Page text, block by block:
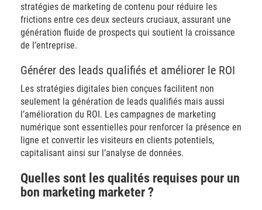
stratégies de marketing de contenu pour réduire les
frictions entre ces deux secteurs cruciaux, assurant une
génération fluide de prospects qui soutient la croissance
de l’entreprise.
Générer des leads qualifiés et améliorer le ROI
Les stratégies digitales bien conçues facilitent non
seulement la génération de leads qualifiés mais aussi
l’amélioration du ROI. Les campagnes de marketing
numérique sont essentielles pour renforcer la présence en
ligne et convertir les visiteurs en clients potentiels,
capitalisant ainsi sur l’analyse de données.
Quelles sont les qualités requises pour un
bon marketing marketer ?